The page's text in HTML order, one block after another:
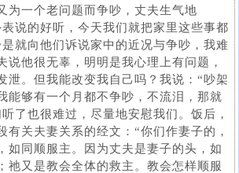
为一个老问题而争吵，丈夫生气地
说的好听，今天我们就把家里这些事都
就向他们诉说家中的近况与争吵，我难
说他很无辜，明明是我心理上有问题，
泄。但我能改变我自己吗？我说：“吵架
能够有一个月都不争吵，不流泪，那就
了也很难过，尽量地安慰我们。饭后，
有关夫妻关系的经文：“你们作妻子的，
如同顺服主。因为丈夫是妻子的头，如
祂又是教会全体的救主。教会怎样顺服